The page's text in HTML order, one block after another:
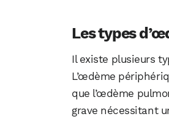
Les types
Il existe plusieurs
L’œdème
que l’œdème
grave nécessitant